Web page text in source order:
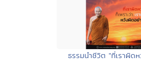
ธรรมนำชีวิต "ที่เราผิดห